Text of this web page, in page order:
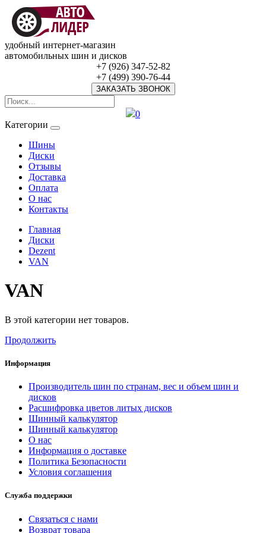
удобный интернет-магазин
автомобильных шин и дисков
+7 (926) 347-52-82
+7 (499) 390-76-44
ЗАКАЗАТЬ ЗВОНОК
0
Категории
Шины
Диски
Отзывы
Доставка
Оплата
О нас
Контакты
Главная
Диски
Dezent
VAN
VAN
В этой категории нет товаров.
Продолжить
Информация
Производитель шин по странам, вес и объем шин и
дисков
Расшифровка цветов литых дисков
Шинный калькулятор
Шинный калькулятор
О нас
Информация о доставке
Политика Безопасности
Условия соглашения
Служба поддержки
Связаться с нами
Возврат товара